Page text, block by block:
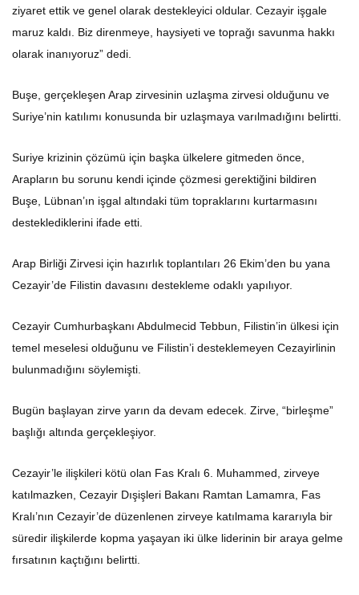
ziyaret ettik ve genel olarak destekleyici oldular. Cezayir işgale
maruz kaldı. Biz direnmeye, haysiyeti ve toprağı savunma hakkı
olarak inanıyoruz” dedi.
Buşe, gerçekleşen Arap zirvesinin uzlaşma zirvesi olduğunu ve
Suriye’nin katılımı konusunda bir uzlaşmaya varılmadığını belirtti.
Suriye krizinin çözümü için başka ülkelere gitmeden önce,
Arapların bu sorunu kendi içinde çözmesi gerektiğini bildiren
Buşe, Lübnan’ın işgal altındaki tüm topraklarını kurtarmasını
desteklediklerini ifade etti.
Arap Birliği Zirvesi için hazırlık toplantıları 26 Ekim’den bu yana
Cezayir’de Filistin davasını destekleme odaklı yapılıyor.
Cezayir Cumhurbaşkanı Abdulmecid Tebbun, Filistin’in ülkesi için
temel meselesi olduğunu ve Filistin’i desteklemeyen Cezayirlinin
bulunmadığını söylemişti.
Bugün başlayan zirve yarın da devam edecek. Zirve, “birleşme”
başlığı altında gerçekleşiyor.
Cezayir’le ilişkileri kötü olan Fas Kralı 6. Muhammed, zirveye
katılmazken, Cezayir Dışişleri Bakanı Ramtan Lamamra, Fas
Kralı’nın Cezayir’de düzenlenen zirveye katılmama kararıyla bir
süredir ilişkilerde kopma yaşayan iki ülke liderinin bir araya gelme
fırsatının kaçtığını belirtti.